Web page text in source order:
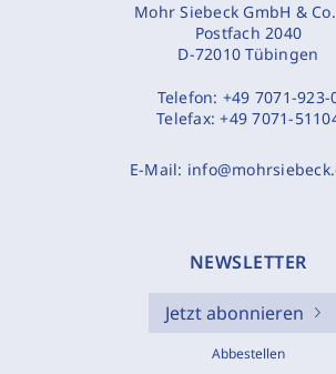
Mohr Siebeck GmbH &
Postfach 2040
D-72010 Tübingen
Telefon: +49 7071-923-
Telefax:+49 7071-
E-Mail:
NEWSLETTER
Jetzt abonnieren
Abbestellen